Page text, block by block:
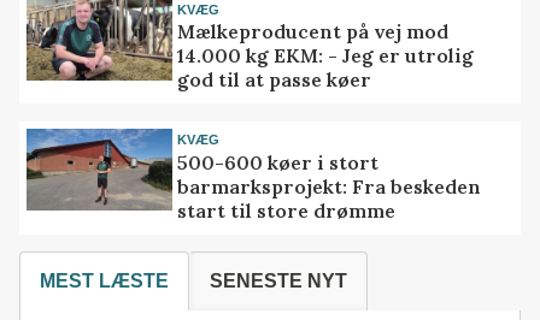
KVÆG
Mælkeproducent på vej mod
14.000 kg EKM: - Jeg er utrolig
god til at passe køer
KVÆG
500-600 køer i stort
barmarksprojekt: Fra beskeden
start til store drømme
MEST LÆSTE SENESTE NYT